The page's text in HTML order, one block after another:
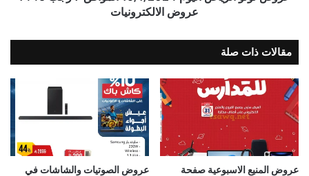
عروض الالكترونيات
مقالات ذات صلة
عروض المنيع الاسبوعية صفحة
عروض الصوتيات والشاشات في